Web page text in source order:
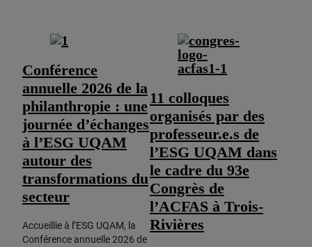
Conférence
annuelle 2026 de la
philanthropie : une
journée d’échanges
à l’ESG UQAM
autour des
transformations du
secteur
Accueillie à l’ESG UQAM, la
Conférence annuelle 2026 de
11 colloques
organisés par des
professeur.e.s de
l’ESG UQAM dans
le cadre du 93e
Congrès de
l’ACFAS à Trois-
Rivières